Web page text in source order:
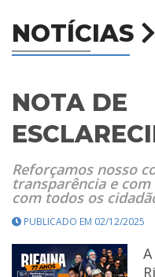
NOTÍCIAS
NOTA DE
Reforçamos nosso
transparência e
com todos os
PUBLICADO EM 02/12/2025